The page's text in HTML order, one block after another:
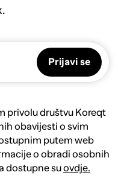
Prijavi se
privolu društvu Koreqt
obavijesti o svim
putem web
o obradi osobnih
dostupne suovdje.